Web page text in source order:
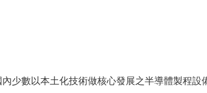
少數以本土化技術做核心發展之半導體製程